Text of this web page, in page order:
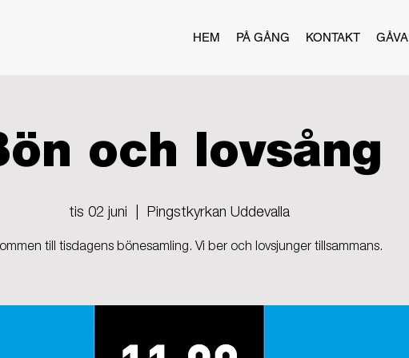
HEM PÅ GÅNG KONTAKT GÅVA
och lovsång
tis 02 juni Pingstkyrkan Uddevalla
till tisdagens bönesamling. Vi ber och lovsjunger tillsammans.